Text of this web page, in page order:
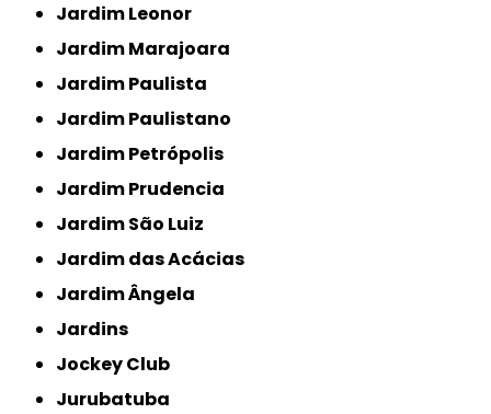
Jardim Leonor
Jardim Marajoara
Jardim Paulista
Jardim Paulistano
Jardim Petrópolis
Jardim Prudencia
Jardim São Luiz
Jardim das Acácias
Jardim Ângela
Jardins
Jockey Club
Jurubatuba